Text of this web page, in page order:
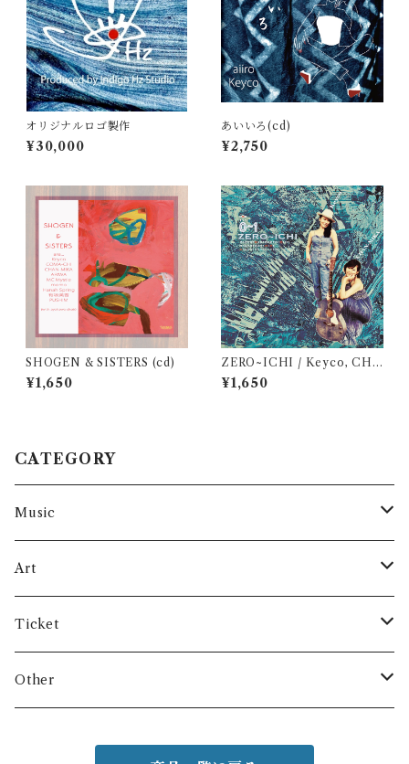
オリジナルロゴ製作
¥30,000
あいいろ(cd)
¥2,750
SHOGEN & SISTERS (cd)
¥1,650
ZERO~ICHI / Keyco, CHA
N-MIKA (cd)
¥1,650
CATEGORY
Music
cd
vinyl
data
Art
Keyco’s art
Mayca’s art
Ticket
Lesson
Other